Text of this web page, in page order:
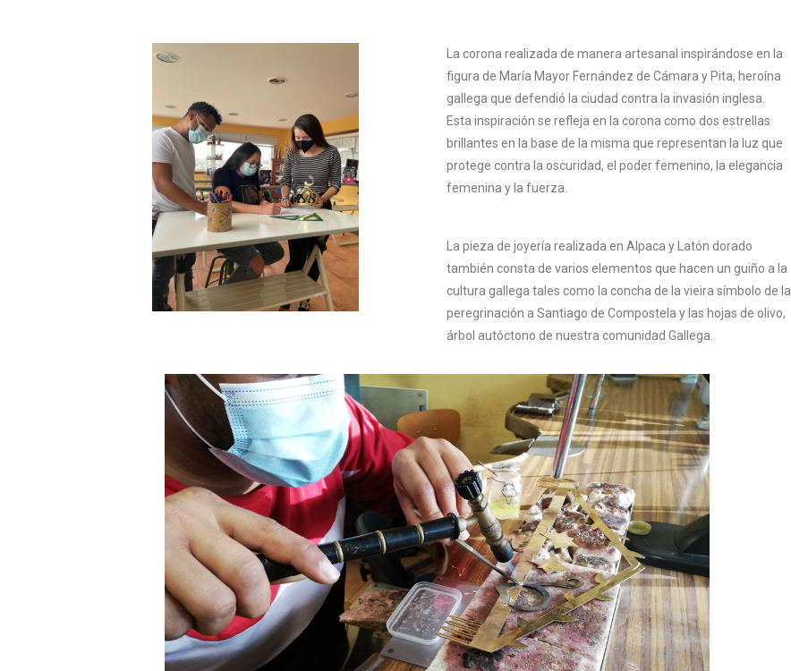
La corona realizada de manera artesanal inspirándose en la
figura de María Mayor Fernández de Cámara y Pita, heroína
gallega que defendió la ciudad contra la invasión inglesa.
Esta inspiración se refleja en la corona como dos estrellas
brillantes en la base de la misma que representan la luz que
protege contra la oscuridad, el poder femenino, la elegancia
femenina y la fuerza.
La pieza de joyería realizada en Alpaca y Latón dorado
también consta de varios elementos que hacen un guiño a la
cultura gallega tales como la concha de la vieira símbolo de la
peregrinación a Santiago de Compostela y las hojas de olivo,
árbol autóctono de nuestra comunidad Gallega.